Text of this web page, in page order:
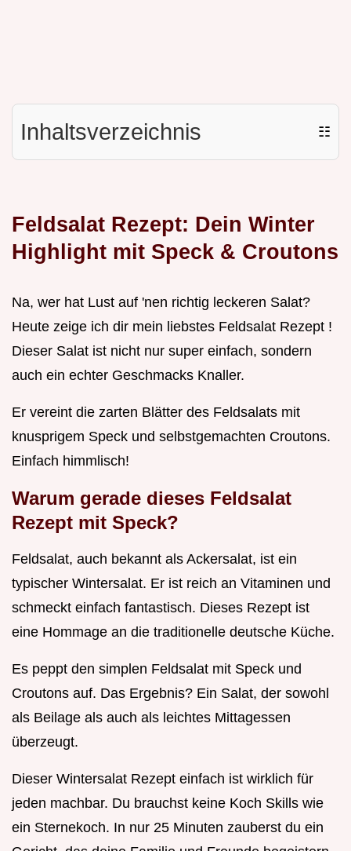
Inhaltsverzeichnis ☷
Feldsalat Rezept: Dein Winter
Highlight mit Speck & Croutons
Na, wer hat Lust auf 'nen richtig leckeren Salat?
Heute zeige ich dir mein liebstes Feldsalat Rezept !
Dieser Salat ist nicht nur super einfach, sondern
auch ein echter Geschmacks Knaller.
Er vereint die zarten Blätter des Feldsalats mit
knusprigem Speck und selbstgemachten Croutons.
Einfach himmlisch!
Warum gerade dieses Feldsalat
Rezept mit Speck?
Feldsalat, auch bekannt als Ackersalat, ist ein
typischer Wintersalat. Er ist reich an Vitaminen und
schmeckt einfach fantastisch. Dieses Rezept ist
eine Hommage an die traditionelle deutsche Küche.
Es peppt den simplen Feldsalat mit Speck und
Croutons auf. Das Ergebnis? Ein Salat, der sowohl
als Beilage als auch als leichtes Mittagessen
überzeugt.
Dieser Wintersalat Rezept einfach ist wirklich für
jeden machbar. Du brauchst keine Koch Skills wie
ein Sternekoch. In nur 25 Minuten zauberst du ein